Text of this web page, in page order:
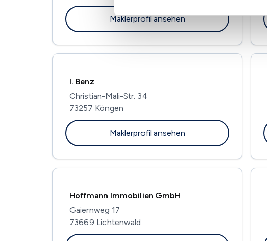
Maklerprofil ansehen
I. Benz
Christian-Mali-Str. 34
73257 Köngen
Maklerprofil ansehen
Hoffmann Immobilien GmbH
Gaiernweg 17
73669 Lichtenwald